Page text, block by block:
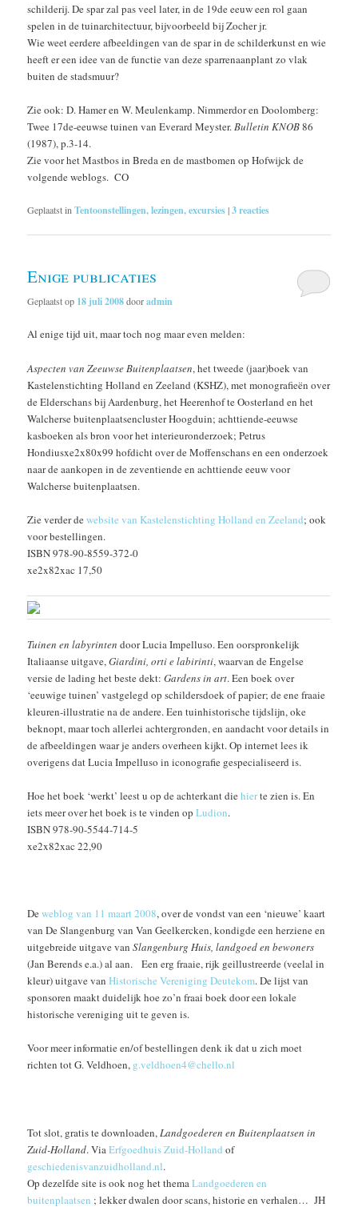
schilderij. De spar zal pas veel later, in de 19de eeuw een rol gaan
spelen in de tuinarchitectuur, bijvoorbeeld bij Zocher jr.
Wie weet eerdere afbeeldingen van de spar in de schilderkunst en wie
heeft er een idee van de functie van deze sparrenaanplant zo vlak
buiten de stadsmuur?
Zie ook: D. Hamer en W. Meulenkamp. Nimmerdor en Doolomberg:
Twee 17de-eeuwse tuinen van Everard Meyster.Bulletin KNOB86
(1987), p.3-14.
Zie voor het Mastbos in Breda en de mastbomen op Hofwijck de
volgende weblogs. CO
Geplaatst in Tentoonstellingen, lezingen, excursies|3reacties
Enige publicaties
Geplaatst op 18 juli 2008dooradmin
Al enige tijd uit, maar toch nog maar even melden:
Aspecten van Zeeuwse Buitenplaatsen, het tweede (jaar)boek van
Kastelenstichting Holland en Zeeland (KSHZ), met monografieën over
de Elderschans bij Aardenburg, het Heerenhof te Oosterland en het
Walcherse buitenplaatsencluster Hoogduin; achttiende-eeuwse
kasboeken als bron voor het interieuronderzoek; Petrus
Hondiusxe2x80x99 hofdicht over de Moffenschans en een onderzoek
naar de aankopen in de zeventiende en achttiende eeuw voor
Walcherse buitenplaatsen.
Zie verder dewebsite van Kastelenstichting Holland en Zeeland; ook
voor bestellingen.
ISBN 978-90-8559-372-0
xe2x82xac 17,50
Tuinen en labyrinten door Lucia Impelluso. Een oorspronkelijk
Italiaanse uitgave,Giardini, orti e labirinti, waarvan de Engelse
versie de lading het beste dekt:Gardens in art. Een boek over
‘eeuwige tuinen’ vastgelegd op schildersdoek of papier; de ene fraaie
kleuren-illustratie na de andere. Een tuinhistorische tijdslijn, oke
beknopt, maar toch allerlei achtergronden, en aandacht voor details in
de afbeeldingen waar je anders overheen kijkt. Op internet lees ik
overigens dat Lucia Impelluso in iconografie gespecialiseerd is.
Hoe het boek ‘werkt’ leest u op de achterkant diehierte zien is. En
iets meer over het boek is te vinden opLudion.
ISBN 978-90-5544-714-5
xe2x82xac 22,90
Deweblog van 11 maart 2008, over de vondst van een ‘nieuwe’ kaart
van De Slangenburg van Van Geelkercken, kondigde een herziene en
uitgebreide uitgave vanSlangenburg Huis, landgoed en bewoners
(Jan Berends e.a.) al aan. Een erg fraaie, rijk geillustreerde (veelal in
kleur) uitgave vanHistorische Vereniging Deutekom. De lijst van
sponsoren maakt duidelijk hoe zo’n fraai boek door een lokale
historische vereniging uit te geven is.
Voor meer informatie en/of bestellingen denk ik dat u zich moet
richten tot G. Veldhoen, g.veldhoen4@chello.nl
Tot slot, gratis te downloaden,Landgoederen en Buitenplaatsen in
Zuid-Holland. ViaErfgoedhuis Zuid-Holland of
geschiedenisvanzuidholland.nl.
Op dezelfde site is ook nog het themaLandgoederen en
buitenplaatsen ; lekker dwalen door scans, historie en verhalen… JH